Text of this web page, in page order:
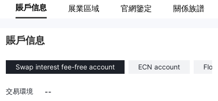
賬戶信息 展業區域 官網鑒定 關係族譜
賬戶信息
Swap interest fee-free account ECN account
交易環境
--